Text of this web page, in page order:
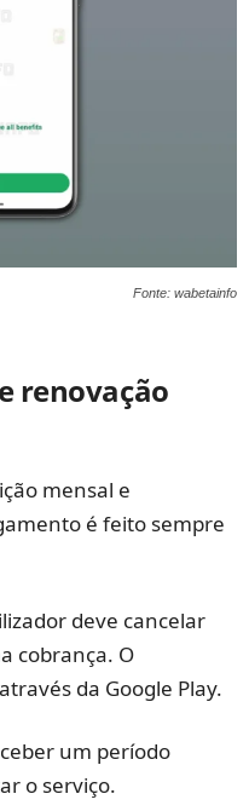
Fonte: wabetainfo
renovação
mensal e
é feito sempre
deve cancelar
cobrança. O
da Google Play.
um período
o serviço.